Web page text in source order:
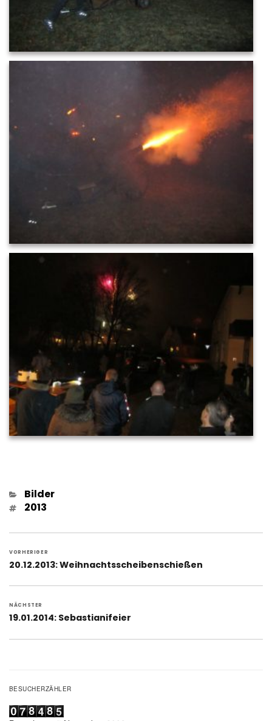
Kategorien
Bilder
Schlagwörter
2013
VORHERIGER
Vorheriger
20.12.2013: Weihnachtsscheibenschießen
NÄCHSTER
Nächster
19.01.2014: Sebastianifeier
BESUCHERZÄHLER